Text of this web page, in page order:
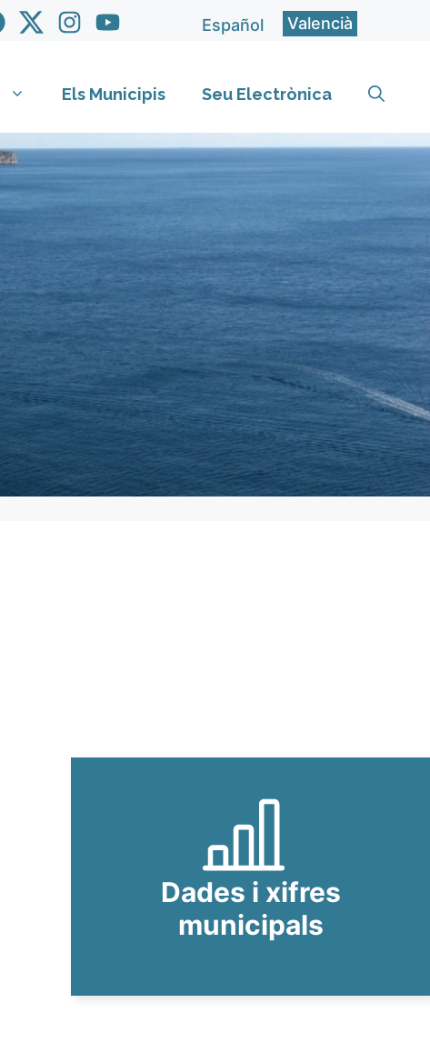
Español Valencià
Els Municipis Seu Electrònica
Dades i xifres
municipals